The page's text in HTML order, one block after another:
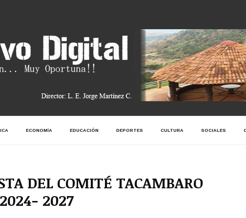
ECONOMÍA EDUCACIÓN DEPORTES CULTURA SOCIALES
DEL COMITÉ TACAMBARO
2027